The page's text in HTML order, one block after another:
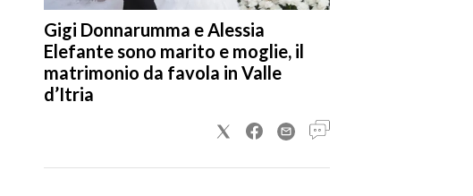
Gigi Donnarumma e Alessia
Elefante sono marito e moglie, il
matrimonio da favola in Valle
d’Itria